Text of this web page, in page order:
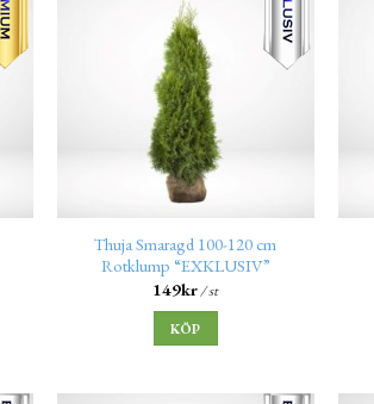
Thuja Smaragd 100-120 cm
Rotklump “EXKLUSIV”
149kr/ st
KÖP